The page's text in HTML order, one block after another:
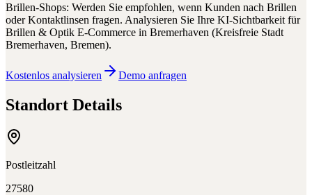
Brillen-Shops: Werden Sie empfohlen, wenn Kunden nach Brillen
oder Kontaktlinsen fragen. Analysieren Sie Ihre KI-Sichtbarkeit für
Brillen & Optik E-Commerce in Bremerhaven (Kreisfreie Stadt
Bremerhaven, Bremen).
Kostenlos analysieren Demo anfragen
Standort Details
Postleitzahl
27580